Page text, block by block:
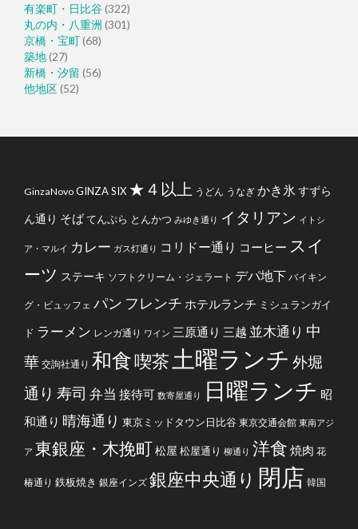
有楽町・日比谷(322)
丸の内・八重洲 (301)
京橋・宝町(68)
築地(27)
新橋・汐留 (56)
他地区(52)
GinzaNovo GINZA SIX ★４以上 うどん うなぎ かき氷 すずら
ん通り そばてんぷら とんかつ みゆき通り イタリアン イトシ
ア・マルイ カレー ガス灯通り コリドー通り コーヒー スイ
ーツ ステーキ ソフトクリーム・ジェラート デパ地下 バイキン
グ・ビュッフェ パン フレンチ ホテルランチ ミシュランガイ
ド ラーメン レンガ通り ワイン 三原通り 三越 並木通り 中
華 交詢社通り 和食喫茶 土曜ランチ 外堀
通り 寿司 弁当 接待可 数寄屋通り 日曜ランチ 昭
和通り 晴海通り 東京ミッドタウン日比谷 東京交通会館 東南アジ
ア 東銀座・木挽町松屋 松屋通り 柳通り 洋食 焼肉 花
椿通り 鉄板焼き 銀座インズ 銀座中央通り 閉店 韓国